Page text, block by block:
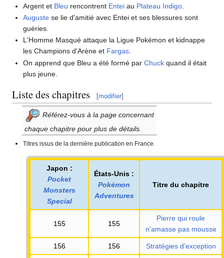
Argent et Bleu rencontrent Entei au Plateau Indigo
Auguste se lie d'amitié avec Entei et ses blessures sont
guéries.
L'Homme Masqué attaque la Ligue Pokémon et kidnappe
les Champions d'Arène et Fargas.
On apprend que Bleu a été formé parChuck quand il était
plus jeune.
Liste des chapitres [modifier]
Référez-vous à la page concernant
chaque chapitre pour plus de détails.
Titres issus de la dernière publication en France.
Japon :
Pocket
Monsters
Special
États-Unis :
Pokémon
Adventures
Titre du chapitre
155 155
Pierre qui roule
n'amasse pas mousse
156 156 Stratégies d'exception